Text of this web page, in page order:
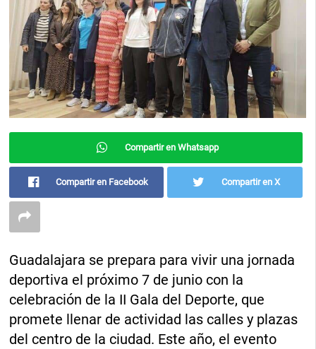
Compartir en Whatsapp
Compartir en Facebook Compartir en X
Guadalajara se prepara para vivir una jornada
deportiva el próximo 7 de junio con la
celebración de la II Gala del Deporte, que
promete llenar de actividad las calles y plazas
del centro de la ciudad. Este año, el evento